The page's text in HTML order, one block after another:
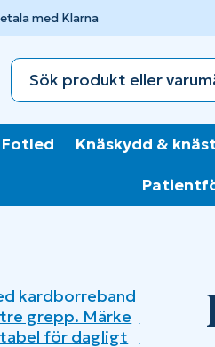
med Klarna
Knäskydd &